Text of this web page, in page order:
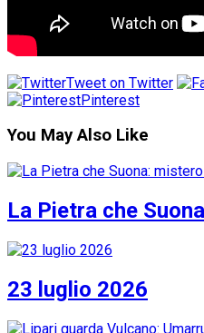
Tweet on Twitter
Pinterest
You May Also Like
La Pietra che
23 luglio 2026